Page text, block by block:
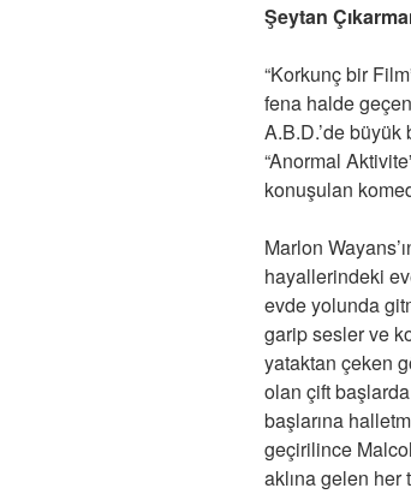
Şeytan
“Korkunç bir
fena halde
A.B.D.’de
“Anormal
konuşulan
Marlon
hayallerindeki
evde yolunda
garip sesler ve
yataktan çeken
olan çift
başlarına
geçirilince
aklına gelen her